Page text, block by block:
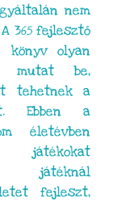
nem
365 fejlesztő
olyan
mutat be,
tehetnek a
Ebben a
életévben
játékokat
játéknál
fejleszt,